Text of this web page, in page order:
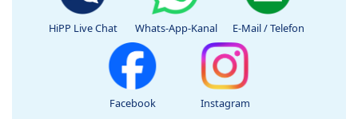
HiPP Live Chat Whats-App-Kanal E-Mail / Telefon
Facebook Instagram